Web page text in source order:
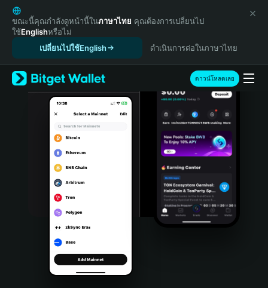
English
日本語
Tiếng Việt
Español (Latinoamérica)
Türkçe
Italiano
Português (Portugal)
Bahasa Indonesia
Português (Brasil)
Español (Argentina)
ขณะนี้คุณกำลังดูหน้านี้ในภาษาไทย คุณต้องการเปลี่ยนไป
ใช้Englishหรือไม่
เปลี่ยนไปใช้English
ดำเนินการต่อในภาษาไทย
ดาวน์โหลดเลย